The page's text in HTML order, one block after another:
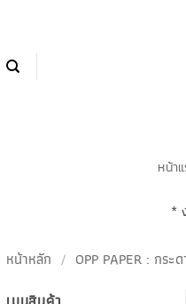
หน้า
*
หน้าหลัก / OPP PAPER : กระ